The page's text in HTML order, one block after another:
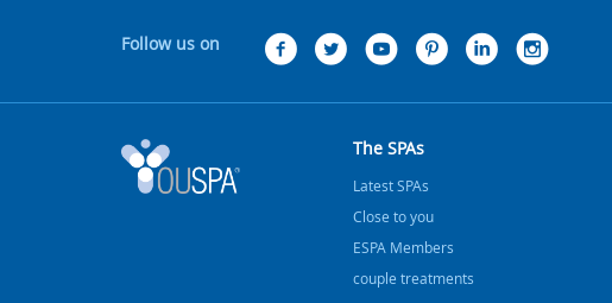
Follow us on
The SPAs
Latest SPAs
Close to you
ESPA Members
couple treatments